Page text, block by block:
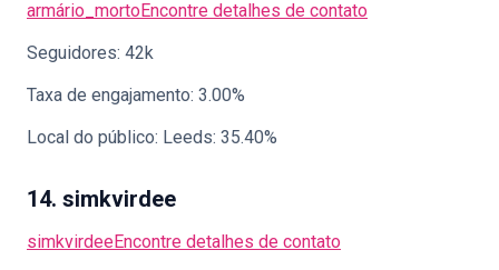
armário_mortoEncontre detalhes de contato
Seguidores: 42k
Taxa de engajamento: 3.00%
Local do público: Leeds: 35.40%
14. simkvirdee
simkvirdeeEncontre detalhes de contato